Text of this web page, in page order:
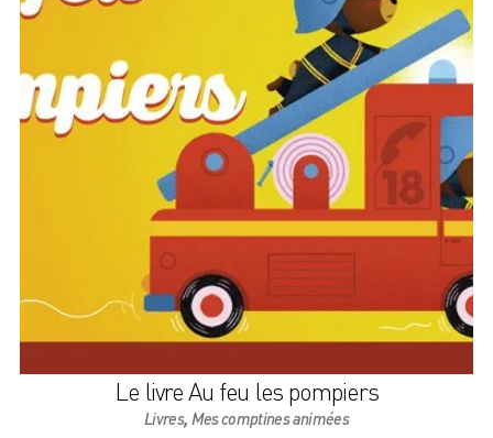
Le livre Au feu les pompiers
Livres, Mes comptines animées